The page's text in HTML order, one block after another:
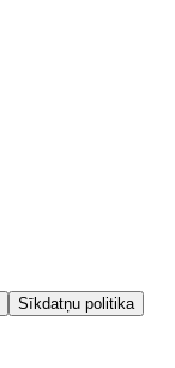
Sīkdatņu politika